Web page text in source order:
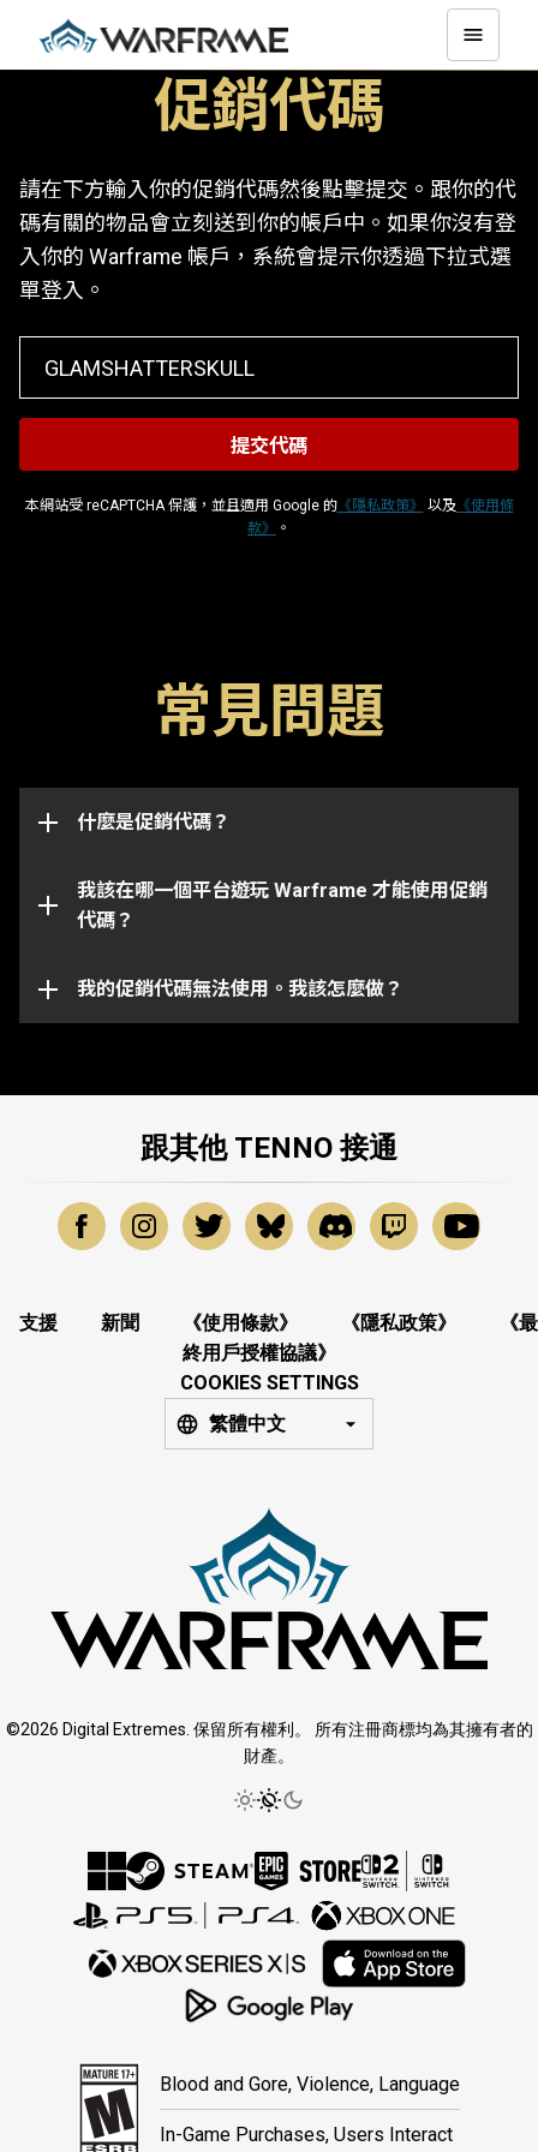
促銷代碼
請在下方輸入你的促銷代碼然後點擊提交。跟你的代
碼有關的物品會立刻送到你的帳戶中。如果你沒有登
入你的 Warframe 帳戶，系統會提示你透過下拉式選
單登入。
本網站受 reCAPTCHA 保護，並且適用 Google 的《隱私政策》 以及《使用條
款》
。
常見問題
什麼是促銷代碼？
促銷代碼是解鎖遊戲內物品（如浮印，加成或武器）的
後便無法使用。促銷代碼也可能與特定帳戶已連結並僅
適用於代碼最初發送到的帳戶上。
我該在哪一個平台遊玩 Warframe 才能使用促銷
代碼？
Warframe 帳戶已連結的任何一個平台上。
請注意某些代碼僅適用於某些平台上。請確保你登入到
跟你所選平台已連結的 Warframe 帳戶。
我的促銷代碼無法使用。我該怎麼做？
你的促銷代碼有可能已經過期或是被兌換過了。如需在
提交問題單。
跟其他 TENNO 接通
支援 新聞 《使用條款》 《隱私政策》
《最
終用戶授權協議》
COOKIES SETTINGS
繁體中文
©2026 Digital Extremes. 保留所有權利。 所有注冊商標均為其擁有者的
財產。
Blood and Gore, Violence, Language
In-Game Purchases, Users Interact